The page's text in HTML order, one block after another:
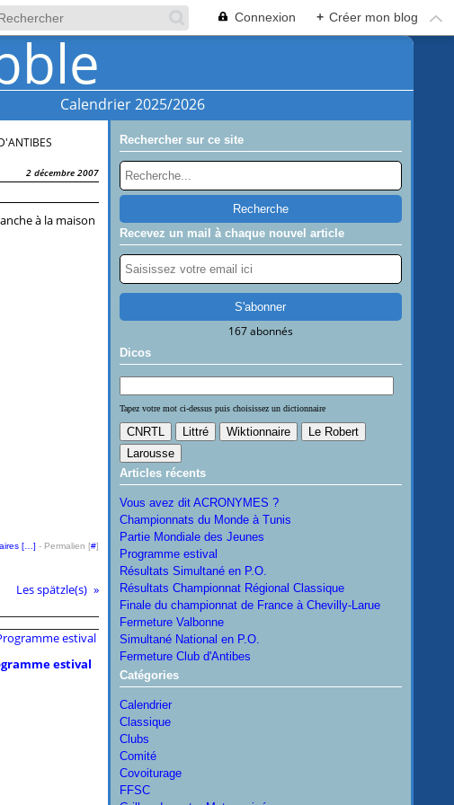
Connexion + Créer mon blog
Calendrier 2025/2026
2 décembre 2007
à la maison
[… ] - Permalien [#]
Les spätzle(s)
estival
Rechercher sur ce site
Recevez un mail à chaque nouvel article
167 abonnés
Dicos
Tapez votre mot ci-dessus puis choisissez un dictionnaire
Articles récents
Vous avez dit ACRONYMES ?
Championnats du Monde à Tunis
Partie Mondiale des Jeunes
Programme estival
Résultats Simultané en P.O.
Résultats Championnat Régional Classique
Finale du championnat de France à Chevilly-Larue
Fermeture Valbonne
Simultané National en P.O.
Fermeture Club d'Antibes
Catégories
Calendrier
Classique
Clubs
Comité
Covoiturage
FFSC